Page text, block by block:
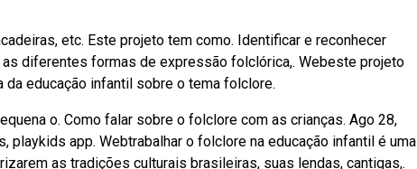
etc. Este projeto tem como. Identificar e reconhecer
diferentes formas de expressão folclórica,. Webeste projeto
educação infantil sobre o tema folclore.
o. Como falar sobre o folclore com as crianças. Ago 28,
playkids app. Webtrabalhar o folclore na educação infantil é uma
as tradições culturais brasileiras, suas lendas, cantigas,.